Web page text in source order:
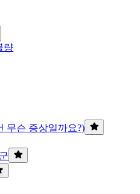
량
무슨 증상일까요?)